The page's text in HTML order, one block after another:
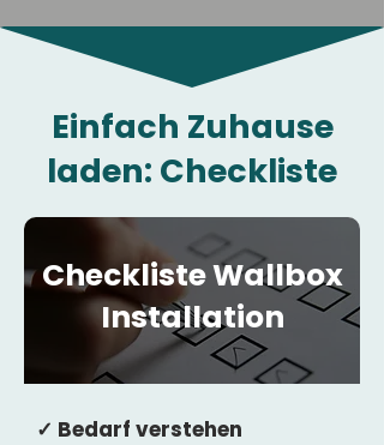
Einfach Zuhause
laden: Checkliste
Checkliste Wallbox
Installation
✓ Bedarf verstehen